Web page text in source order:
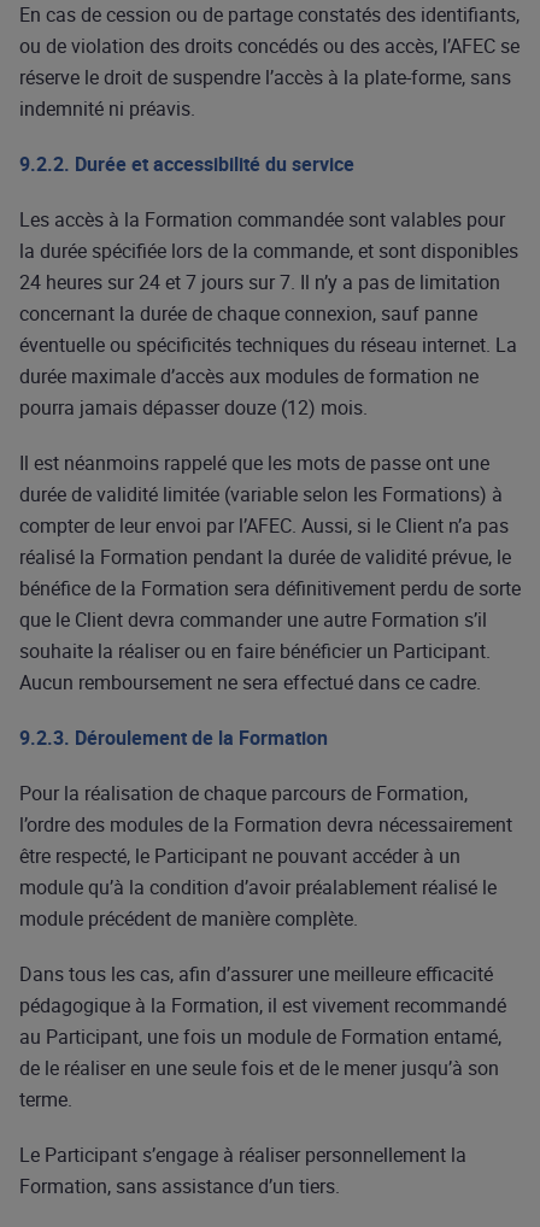
En cas de cession ou de partage constatés des identifiants,
ou de violation des droits concédés ou des accès, l’AFEC se
réserve le droit de suspendre l’accès à la plate-forme, sans
indemnité ni préavis.
9.2.2. Durée et accessibilité du service
Les accès à la Formation commandée sont valables pour
la durée spécifiée lors de la commande, et sont disponibles
24 heures sur 24 et 7 jours sur 7. Il n’y a pas de limitation
concernant la durée de chaque connexion, sauf panne
éventuelle ou spécificités techniques du réseau internet. La
durée maximale d’accès aux modules de formation ne
pourra jamais dépasser douze (12) mois.
Il est néanmoins rappelé que les mots de passe ont une
durée de validité limitée (variable selon les Formations) à
compter de leur envoi par l’AFEC. Aussi, si le Client n’a pas
réalisé la Formation pendant la durée de validité prévue, le
bénéfice de la Formation sera définitivement perdu de sorte
que le Client devra commander une autre Formation s’il
souhaite la réaliser ou en faire bénéficier un Participant.
Aucun remboursement ne sera effectué dans ce cadre.
9.2.3. Déroulement de la Formation
Pour la réalisation de chaque parcours de Formation,
l’ordre des modules de la Formation devra nécessairement
être respecté, le Participant ne pouvant accéder à un
module qu’à la condition d’avoir préalablement réalisé le
module précédent de manière complète.
Dans tous les cas, afin d’assurer une meilleure efficacité
pédagogique à la Formation, il est vivement recommandé
au Participant, une fois un module de Formation entamé,
de le réaliser en une seule fois et de le mener jusqu’à son
terme.
Le Participant s’engage à réaliser personnellement la
Formation, sans assistance d’un tiers.